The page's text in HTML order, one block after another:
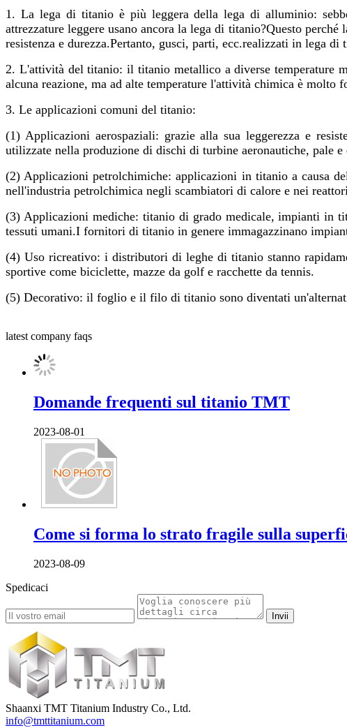
1. La lega di titanio è più leggera della lega di alluminio:
attrezzature leggere usano ancora la lega di titanio?Questo
resistenza e durezza.Pertanto, gusci, parti, ecc.realizzati in lega
2. L'attività del titanio: il titanio metallico a diverse temperature
alcuna reazione, ma ad alte temperature l'attività chimica è molto
3. Le applicazioni comuni del titanio:
(1) Applicazioni aerospaziali: grazie alla sua leggerezza e
utilizzate nella produzione di dischi di turbine aeronautiche, pale
(2) Applicazioni petrolchimiche: applicazioni in titanio a causa
nell'industria petrolchimica negli scambiatori di calore e nei
(3) Applicazioni mediche: titanio di grado medicale, impianti in
tessuti umani.I fornitori di titanio in genere immagazzinano
(4) Uso ricreativo: i distributori di leghe di titanio stanno
sportive come biciclette, mazze da golf e racchette da tennis.
(5) Decorativo: il foglio e il filo di titanio sono diventati
latest company faqs
Domande frequenti sul titanio TMT
2023-08-01
Come si forma lo strato fragile sulla
2023-08-09
Spedicaci
Invii
Shaanxi TMT Titanium Industry Co., Ltd.
info@tmttitanium.com